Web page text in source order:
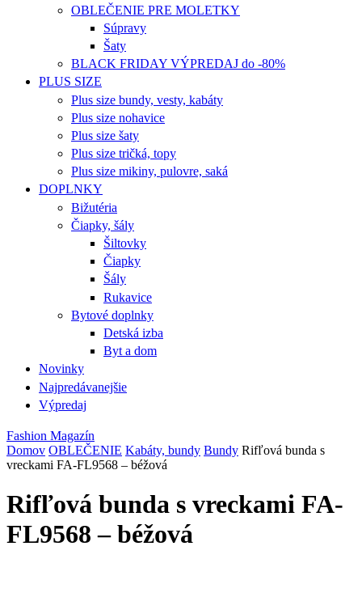
OBLEČENIE PRE MOLETKY
Súpravy
Šaty
BLACK FRIDAY VÝPREDAJ do -80%
PLUS SIZE
Plus size bundy, vesty, kabáty
Plus size nohavice
Plus size šaty
Plus size tričká, topy
Plus size mikiny, pulovre, saká
DOPLNKY
Bižutéria
Čiapky, šály
Šiltovky
Čiapky
Šály
Rukavice
Bytové doplnky
Detská izba
Byt a dom
Novinky
Najpredávanejšie
Výpredaj
Fashion Magazín
Domov OBLEČENIE Kabáty, bundy Bundy Rifľová bunda s
vreckami FA-FL9568 – béžová
Rifľová bunda s vreckami FA-
FL9568 – béžová